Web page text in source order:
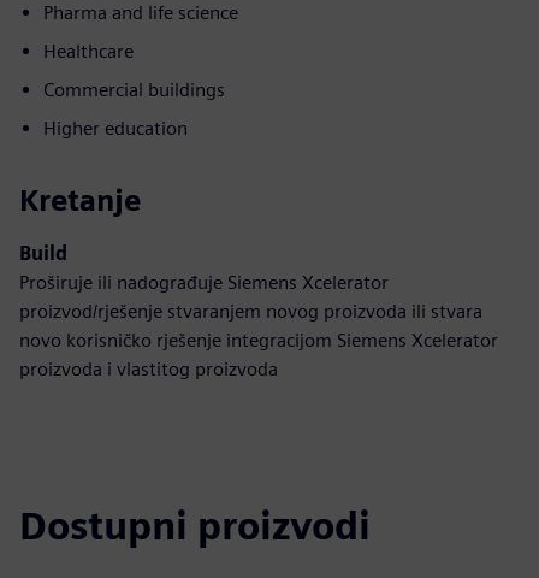
Pharma and life science
Healthcare
Commercial buildings
Higher education
Kretanje
Build
Proširuje ili nadograđuje Siemens Xcelerator
proizvod/rješenje stvaranjem novog proizvoda ili stvara
novo korisničko rješenje integracijom Siemens Xcelerator
proizvoda i vlastitog proizvoda
Dostupni proizvodi